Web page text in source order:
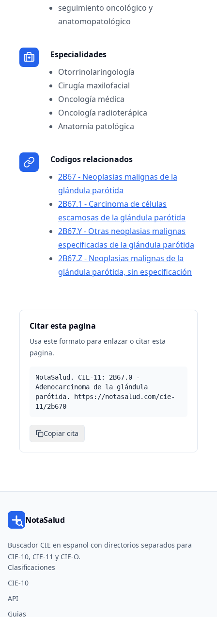
seguimiento oncológico y
anatomopatológico
Especialidades
Otorrinolaringología
Cirugía maxilofacial
Oncología médica
Oncología radioterápica
Anatomía patológica
Codigos relacionados
2B67 - Neoplasias malignas de la
glándula parótida
2B67.1 - Carcinoma de células
escamosas de la glándula parótida
2B67.Y - Otras neoplasias malignas
especificadas de la glándula parótida
2B67.Z - Neoplasias malignas de la
glándula parótida, sin especificación
Citar esta pagina
Usa este formato para enlazar o citar esta
pagina.
NotaSalud. CIE-11: 2B67.0 -
Adenocarcinoma de la glándula
parótida. https://notasalud.com/cie-
11/2b670
Copiar cita
NotaSalud
Buscador CIE en espanol con directorios separados para
CIE-10, CIE-11 y CIE-O.
Clasificaciones
CIE-10
API
Guias